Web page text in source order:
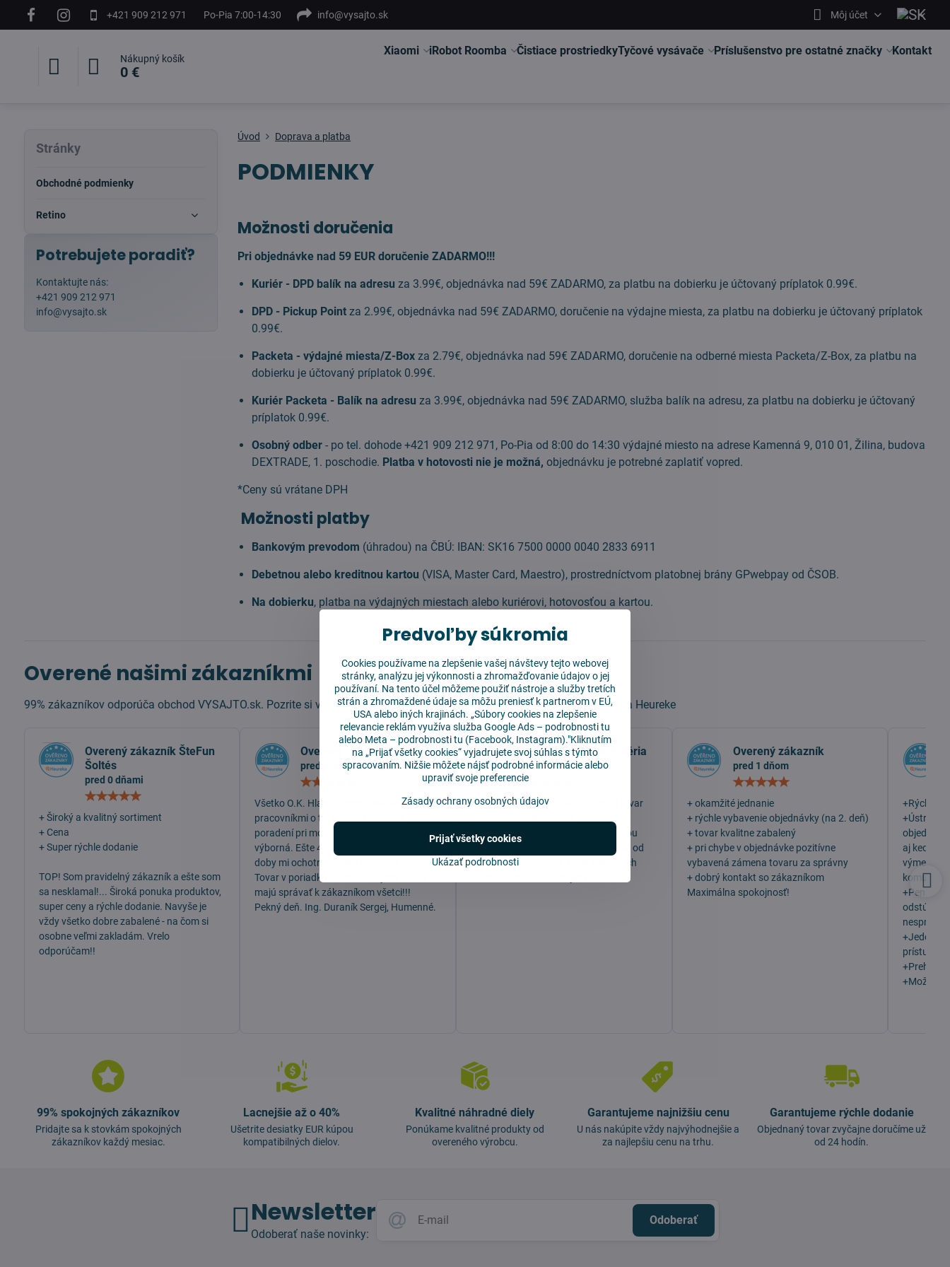
+421 909 212 971 Po-Pia 7:00-14:30 info@vysajto.sk Môj účet
Nákupný košík
0 €
Xiaomi iRobot Roomba Čistiace prostriedkyTyčové vysávače Príslušenstvo pre ostatné značky Kontakt
Úvod Doprava a platba
PODMIENKY
Možnosti doručenia
Pri objednávke nad 59 EUR doručenie ZADARMO!!!
Kuriér - DPD balík na adresuza 3.99€, objednávka nad 59€ ZADARMO, za platbu na dobierku je účtovaný príplatok 0.99€.
DPD - Pickup Pointza 2.99€, objednávka nad 59€ ZADARMO, doručenie na výdajne miesta, za platbu na dobierku je účtovaný príplatok
0.99€.
Packeta - výdajné miesta/Z-Boxza 2.79€, objednávka nad 59€ ZADARMO, doručenie na odberné miesta Packeta/Z-Box, za platbu na
dobierku je účtovaný príplatok 0.99€.
Kuriér Packeta - Balík na adresuza 3.99€, objednávka nad 59€ ZADARMO, služba balík na adresu, za platbu na dobierku je účtovaný
príplatok 0.99€.
Osobný odber - po tel. dohode +421 909 212 971, Po-Pia od 8:00 do 14:30 výdajné miesto na adrese Kamenná 9, 010 01, Žilina, budova
DEXTRADE, 1. poschodie. Platba v hotovosti nie je možná,objednávku je potrebné zaplatiť vopred.
*Ceny sú vrátane DPH
Možnosti platby
Bankovým prevodom (úhradou) na ČBÚ: IBAN: SK16 7500 0000 0040 2833 6911
Debetnou alebo kreditnou kartou (VISA, Master Card, Maestro), prostredníctvom platobnej brány GPwebpay od ČSOB.
Na dobierku, platba na výdajných miestach alebo kuriérovi, hotovosťou a kartou.
Stránky
Obchodné podmienky
Retino
Potrebujete poradiť?
Kontaktujte nás:
+421 909 212 971
info@vysajto.sk
Overené našimi zákazníkmi
99% zákazníkov odporúča obchod VYSAJTO.sk. Pozrite si vybrané hodnotenia našich zákazníkov. Viac recenzií nájdete na Heureke
Overený zákazník ŠteFun
Šoltés
pred 0 dňami
+ Široký a kvalitný sortiment
+ Cena
+ Super rýchle dodanie
TOP! Som pravidelný zákazník a ešte som
sa nesklamal!... Široká ponuka produktov,
super ceny a rýchle dodanie. Navyše je
vždy všetko dobre zabalené - na čom si
osobne veľmi zakladám. Vrelo
odporúčam!!
Overený zákazník Serdej D.
pred 0 dňami
Hodnotenie:
Všetko O.K. Hlavne komunikácia s Vašimi
pracovníkmi o technickej pomoci a
poradení pri mojej požiadavke bola
výborná. Ešte 4 min. pred koncom pracov.
doby mi ochotne všetko vysvetlili..
Tovar v poriadku. Veľké ďakujem, tak sa
majú správať k zákazníkom všetci!!!
Pekný deň. Ing. Duraník Sergej, Humenné.
Overený zákazník Valéria
pred 1dňom
+ Obchod splnil to čo sľúbil. Dodal tovar
Veľmi milá komunikácia s operátorkou
fantastické dodanie tovaru ďalší deň od
objednávky, čo som v iných e-shopoch
Overený zákazník
pred 1 dňom
5
+ okamžité jednanie
+ rýchle vybavenie objednávky (na 2. deň)
+ tovar kvalitne zabalený
+ pri chybe v objednávke pozitívne
vybavená zámena tovaru za správny
+ dobrý kontakt so zákazníkom
Maximálna spokojnosť!
+Rýchlosť
objednala
aj keď
výmenu,
+Peniaze
odstúpení
+Jeden z
prístupu
+Možno
99% spokojných zákazníkov
Pridajte sa k stovkám spokojných
zákazníkov každý mesiac.
Lacnejšie až o 40%
Ušetrite desiatky EUR kúpou
kompatibilných dielov.
Kvalitné náhradné diely
Ponúkame kvalitné produkty od
overeného výrobcu.
Garantujeme najnižšiu cenu
U nás nakúpite vždy najvýhodnejšie a
za najlepšiu cenu na trhu.
Garantujeme rýchle dodanie
Objednaný tovar zvyčajne doručíme už
od 24 hodín.
Newsletter
Odoberať naše novinky:
Odoberať
Predvoľby súkromia
Cookies používame na zlepšenie vašej návštevy tejto webovej
stránky, analýzu jej výkonnosti a zhromažďovanie údajov o jej
používaní. Na tento účel môžeme použiť nástroje a služby tretích
strán a zhromaždené údaje sa môžu preniesť k partnerom v EÚ,
USA alebo iných krajinách. „Súbory cookies na zlepšenie
relevancie reklám využíva služba Google Ads – podrobnosti tu
alebo Meta – podrobnosti tu (Facebook, Instagram)."Kliknutím
na „Prijať všetky cookies“ vyjadrujete svoj súhlas s týmto
spracovaním. Nižšie môžete nájsť podrobné informácie alebo
upraviť svoje preferencie
Zásady ochrany osobných údajov
Ukázať podrobnosti
Prijať všetky cookies